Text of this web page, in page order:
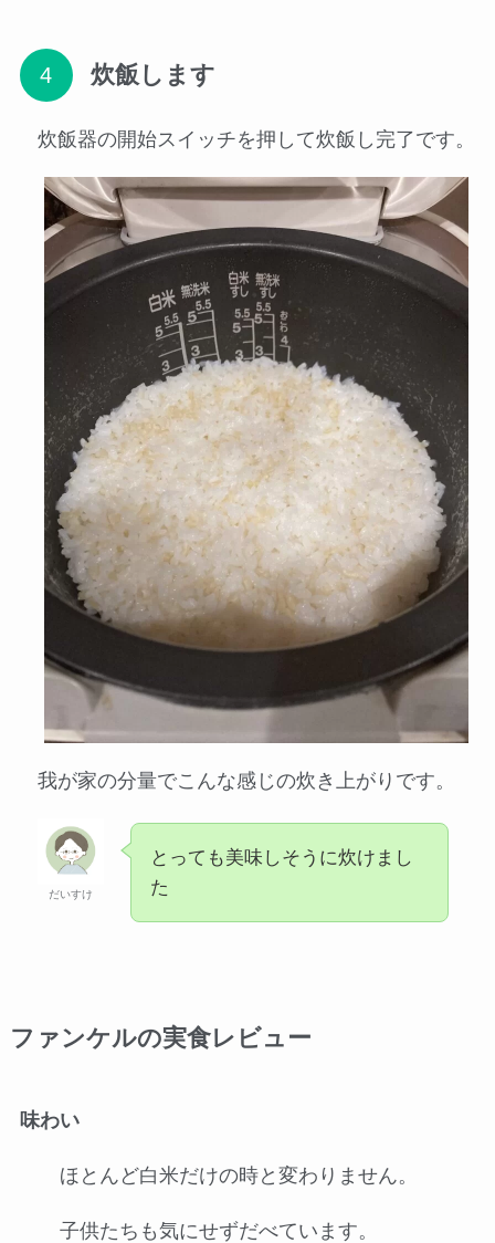
炊飯します
炊飯器の開始スイッチを押して炊飯し完了です。
我が家の分量でこんな感じの炊き上がりです。
だいすけ
とっても美味しそうに炊けまし
た
ファンケルの実食レビュー
味わい
ほとんど白米だけの時と変わりません。
子供たちも気にせずだべています。